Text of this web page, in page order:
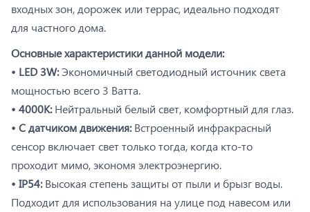
входных зон, дорожек или террас, идеально подходят
для частного дома.
Основные характеристики данной модели:
• LED 3W:Экономичный светодиодный источник света
мощностью всего 3 Ватта.
• 4000K:Нейтральный белый свет, комфортный для глаз.
• С датчиком движения:Встроенный инфракрасный
сенсор включает свет только тогда, когда кто-то
проходит мимо, экономя электроэнергию.
• IP54:Высокая степень защиты от пыли и брызг воды.
Подходит для использования на улице под навесом или